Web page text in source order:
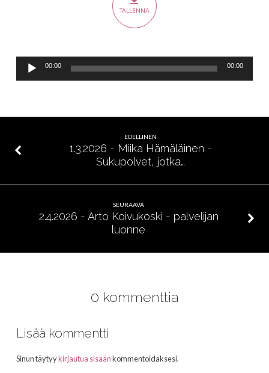
TALLENNA
Äänitoistin
00:00 00:00
EDELLINEN
1.3.2026 - Miika Hämäläinen -
Sukupolvet, jotka…
SEURAAVA
2.4.2026 - Arto Koivukoski - palvelijan
luonne
0 kommenttia
Lisää kommentti
Sinun täytyykirjautua sisäänkommentoidaksesi.